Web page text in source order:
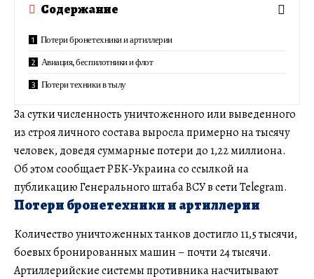
Содержание
Потери бронетехники и артиллерии
Авиация, беспилотники и флот
Потери техники в тылу
За сутки численность уничтоженного или выведенного
из строя личного состава выросла примерно на тысячу
человек, доведя суммарные потери до 1,22 миллиона.
Об этом сообщает РБК-Украина со ссылкой на
публикацию Генерального штаба ВСУ в сети Telegram.
Потери бронетехники и артиллерии
Количество уничтоженных танков достигло 11,5 тысячи,
боевых бронированных машин – почти 24 тысячи.
Артиллерийские системы противника насчитывают